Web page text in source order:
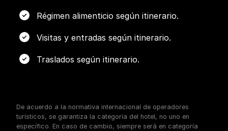
Régimen alimenticio según itinerario.
Visitas y entradas según itinerario.
Traslados según itinerario.
De acuerdo a la normativa internacional de operadores
turísticos, se garantiza la categoría del hotel, no uno en
específico. En caso de cambio, siempre será en categoría